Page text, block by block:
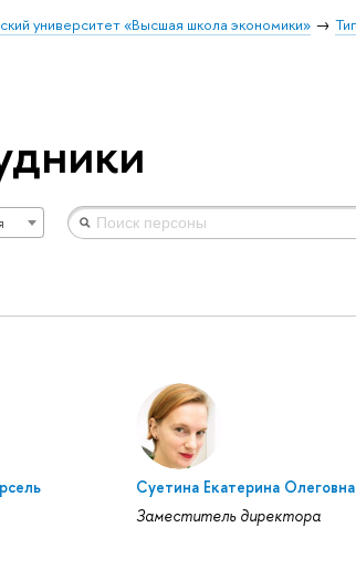
университет «Высшая школа экономики»
Суетина Екатерина Олеговна
Заместитель директора